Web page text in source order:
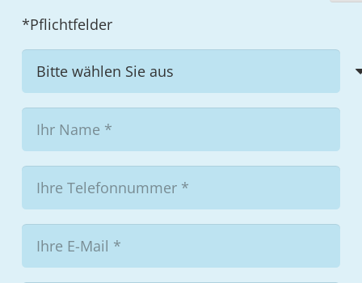
*Pflichtfelder